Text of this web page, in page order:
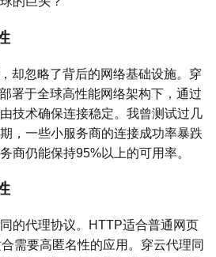
却忽略了背后的网络基础设施。穿
署于全球高性能网络架构下，通过
技术确保连接稳定。我曾测试过几
，一些小服务商的连接成功率暴跌
商仍能保持95%以上的可用率。
的代理协议。HTTP适合普通网页
需要高匿名性的应用。穿云代理同